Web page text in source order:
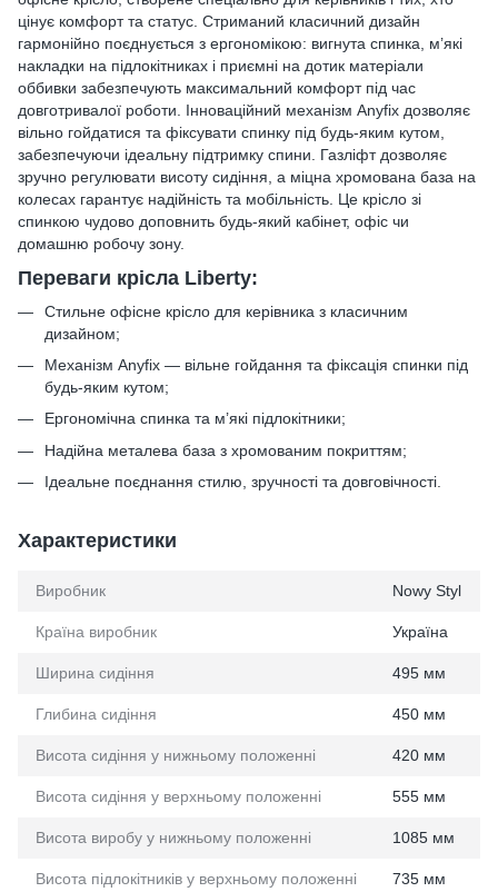
цінує комфорт та статус. Стриманий класичний дизайн
гармонійно поєднується з ергономікою: вигнута спинка, м’які
накладки на підлокітниках і приємні на дотик матеріали
оббивки забезпечують максимальний комфорт під час
довготривалої роботи. Інноваційний механізм Anyfix дозволяє
вільно гойдатися та фіксувати спинку під будь-яким кутом,
забезпечуючи ідеальну підтримку спини. Газліфт дозволяє
зручно регулювати висоту сидіння, а міцна хромована база на
колесах гарантує надійність та мобільність. Це крісло зі
спинкою чудово доповнить будь-який кабінет, офіс чи
домашню робочу зону.
Переваги крісла Liberty:
Стильне офісне крісло для керівника з класичним
дизайном;
Механізм Anyfix — вільне гойдання та фіксація спинки під
будь-яким кутом;
Ергономічна спинка та м’які підлокітники;
Надійна металева база з хромованим покриттям;
Ідеальне поєднання стилю, зручності та довговічності.
Характеристики
Виробник Nowy Styl
Країна виробник Україна
Ширина сидіння 495 мм
Глибина сидіння 450 мм
Висота сидіння у нижньому положенні 420 мм
Висота сидіння у верхньому положенні 555 мм
Висота виробу у нижньому положенні 1085 мм
Висота підлокітників у верхньому положенні 735 мм